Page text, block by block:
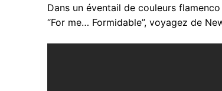
Dans un éventail de couleurs
“For me… Formidable”, voyagez de